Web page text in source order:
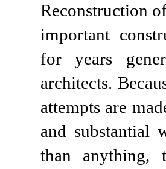
Reconstruction
important
for years
architects.
attempts are
and substantial
than anything,